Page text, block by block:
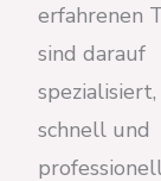
erfahrenen
sind darauf
schnell und